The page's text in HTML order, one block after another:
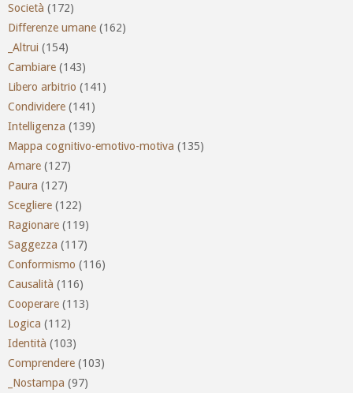
Società (172)
Differenze umane (162)
_Altrui (154)
Cambiare (143)
Libero arbitrio (141)
Condividere (141)
Intelligenza (139)
Mappa cognitivo-emotivo-motiva (135)
Amare (127)
Paura (127)
Scegliere (122)
Ragionare (119)
Saggezza (117)
Conformismo (116)
Causalità (116)
Cooperare (113)
Logica (112)
Identità (103)
Comprendere (103)
_Nostampa (97)